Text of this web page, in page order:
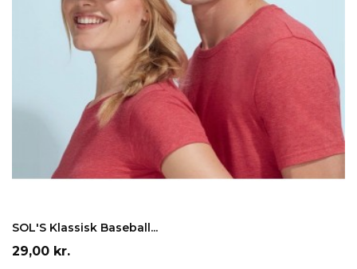
Hvid Rød Orange
Blå
SOL'S Klassisk Baseball...
Pris
29,00 kr.